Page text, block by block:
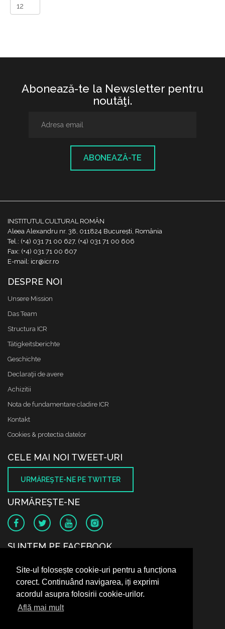
Site-ul folosește cookie-uri pentru a funcționa
corect. Continuând navigarea, iți exprimi
acordul asupra folosirii cookie-urilor.
Află mai mult
Abonează-te la Newsletter pentru
noutăţi.
ABONEAZĂ-TE
INSTITUTUL CULTURAL ROMÂN
Aleea Alexandru nr. 38, 011824 București, România
Tel.: (+4) 031 71 00 627, (+4) 031 71 00 606
Fax: (+4) 031 71 00 607
E-mail: icr@icr.ro
DESPRE NOI
Unsere Mission
Das Team
Structura ICR
Tätigkeitsberichte
Geschichte
Declaraţii de avere
Achizitii
Nota de fundamentare cladire ICR
Kontakt
Cookies & protectia datelor
CELE MAI NOI TWEET-URI
URMĂREŞTE-NE PE TWITTER
URMĂREŞTE-NE
SUNTEM PE FACEBOOK